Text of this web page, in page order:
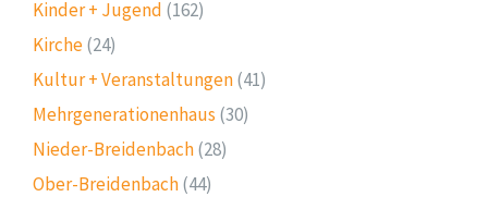
Kinder + Jugend (162)
Kirche(24)
Kultur + Veranstaltungen(41)
Mehrgenerationenhaus (30)
Nieder-Breidenbach(28)
Ober-Breidenbach(44)